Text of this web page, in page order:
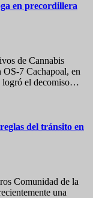
en precordillera
de Cannabis
OS-7 Cachapoal, en
logró el decomiso…
del tránsito en
Comunidad de la
una